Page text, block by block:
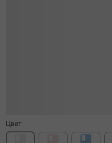
Цвет